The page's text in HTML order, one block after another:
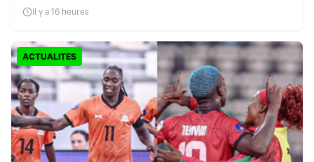
Il y a 16 heures
ACTUALITES